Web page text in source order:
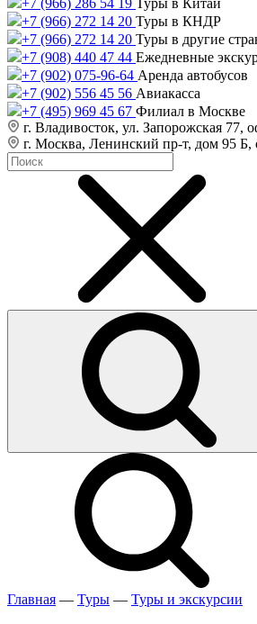
+7 (966) 286 54 19 Туры в Китай
+7 (966) 272 14 20 Туры в КНДР
+7 (966) 272 14 20 Туры в другие
+7 (908) 440 47 44 Ежедневные
+7 (902) 075-96-64 Аренда автобусов
+7 (902) 556 45 56 Авиакасса
+7 (495) 969 45 67 Филиал в Москве
г. Владивосток, ул. Запорожская 77,
г. Москва, Ленинский пр-т, дом 95 Б,
Главная — Туры — Туры и экскурсии